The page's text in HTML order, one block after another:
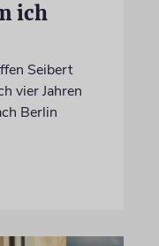
ich
Seibert
vier Jahren
Berlin